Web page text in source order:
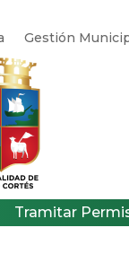
Gestión
Tramitar